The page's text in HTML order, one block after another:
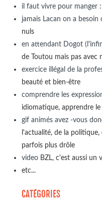
il faut vivre pour manger:
jamais Lacan on a besoin
nuls
en attendant Dogot
de Toutou mais pas avec
exercice illégal de la
beauté et bien-être
comprendre les
idiomatique, apprendre
gif animés avez -vous
l'actualité, de la
parfois plus drôle
videoBZL, c'est aussi un
etc...
CATÉGORIES